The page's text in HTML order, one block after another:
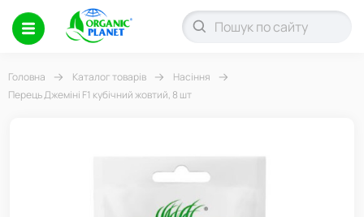
Головна Каталог товарів
Насіння
Перець Джеміні F1 кубічний жовтий, 8 шт